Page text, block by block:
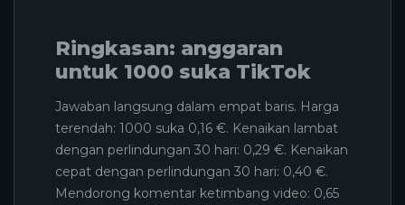
Ringkasan: anggaran
untuk 1000 suka TikTok
Jawaban langsung dalam empat baris. Harga
terendah: 1000 suka 0,16 €. Kenaikan lambat
dengan perlindungan 30 hari: 0,29 €. Kenaikan
cepat dengan perlindungan 30 hari: 0,40 €.
Mendorong komentar ketimbang video: 0,65